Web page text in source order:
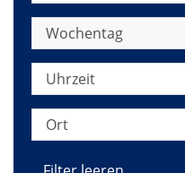
Wochentag
Uhrzeit
Ort